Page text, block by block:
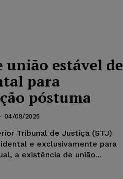
união estável de
para
póstuma
- 04/09/2025
Tribunal de Justiça (STJ)
e exclusivamente para
a existência de união...